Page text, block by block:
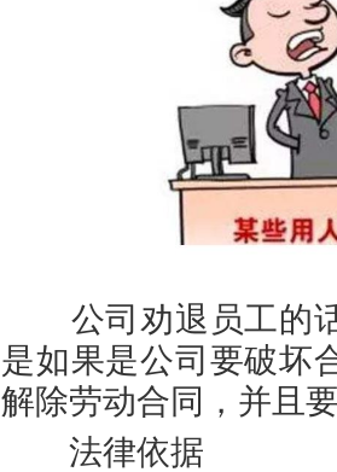
公司劝退员工的话
是如果是公司要破坏
解除劳动合同，并且
法律依据